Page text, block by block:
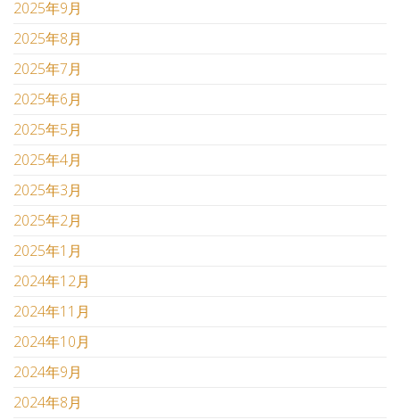
2025年9月
2025年8月
2025年7月
2025年6月
2025年5月
2025年4月
2025年3月
2025年2月
2025年1月
2024年12月
2024年11月
2024年10月
2024年9月
2024年8月